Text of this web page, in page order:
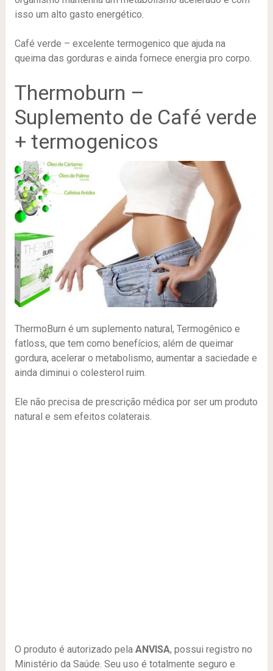
isso um alto gasto energético.
Café verde – excelente termogenico que ajuda na
queima das gorduras e ainda fornece energia pro corpo.
Thermoburn –
Suplemento de Café verde
+ termogenicos
ThermoBurn é um suplemento natural, Termogênico e
fatloss, que tem como benefícios; além de queimar
gordura, acelerar o metabolismo, aumentar a saciedade e
ainda diminui o colesterol ruim.
Ele não precisa de prescrição médica por ser um produto
natural e sem efeitos colaterais.
O produto é autorizado pela ANVISA, possui registro no
Ministério da Saúde. Seu uso é totalmente seguro e